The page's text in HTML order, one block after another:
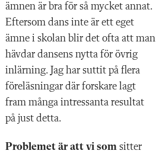
ämnen är bra för så mycket annat.
Eftersom dans inte är ett eget
ämne i skolan blir det ofta att man
hävdar dansens nytta för övrig
inlärning. Jag har suttit på flera
föreläsningar där forskare lagt
fram många intressanta resultat
på just detta.
Problemet är att vi som sitter